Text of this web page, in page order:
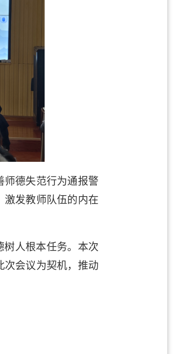
师德失范行为通报警
激发教师队伍的内在
树人根本任务。本次
次会议为契机，推动